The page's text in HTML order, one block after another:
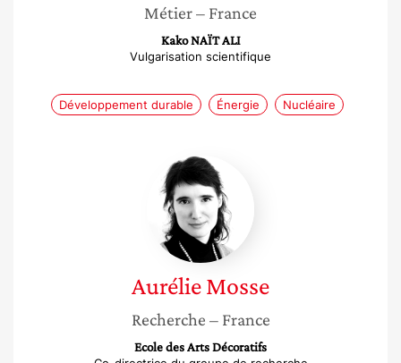
Métier– France
Kako NAÏT ALI
Vulgarisation scientifique
Développement durable Énergie Nucléaire
Aurélie
Mosse
AurélieMosse
Recherche – France
Ecole des Arts Décoratifs